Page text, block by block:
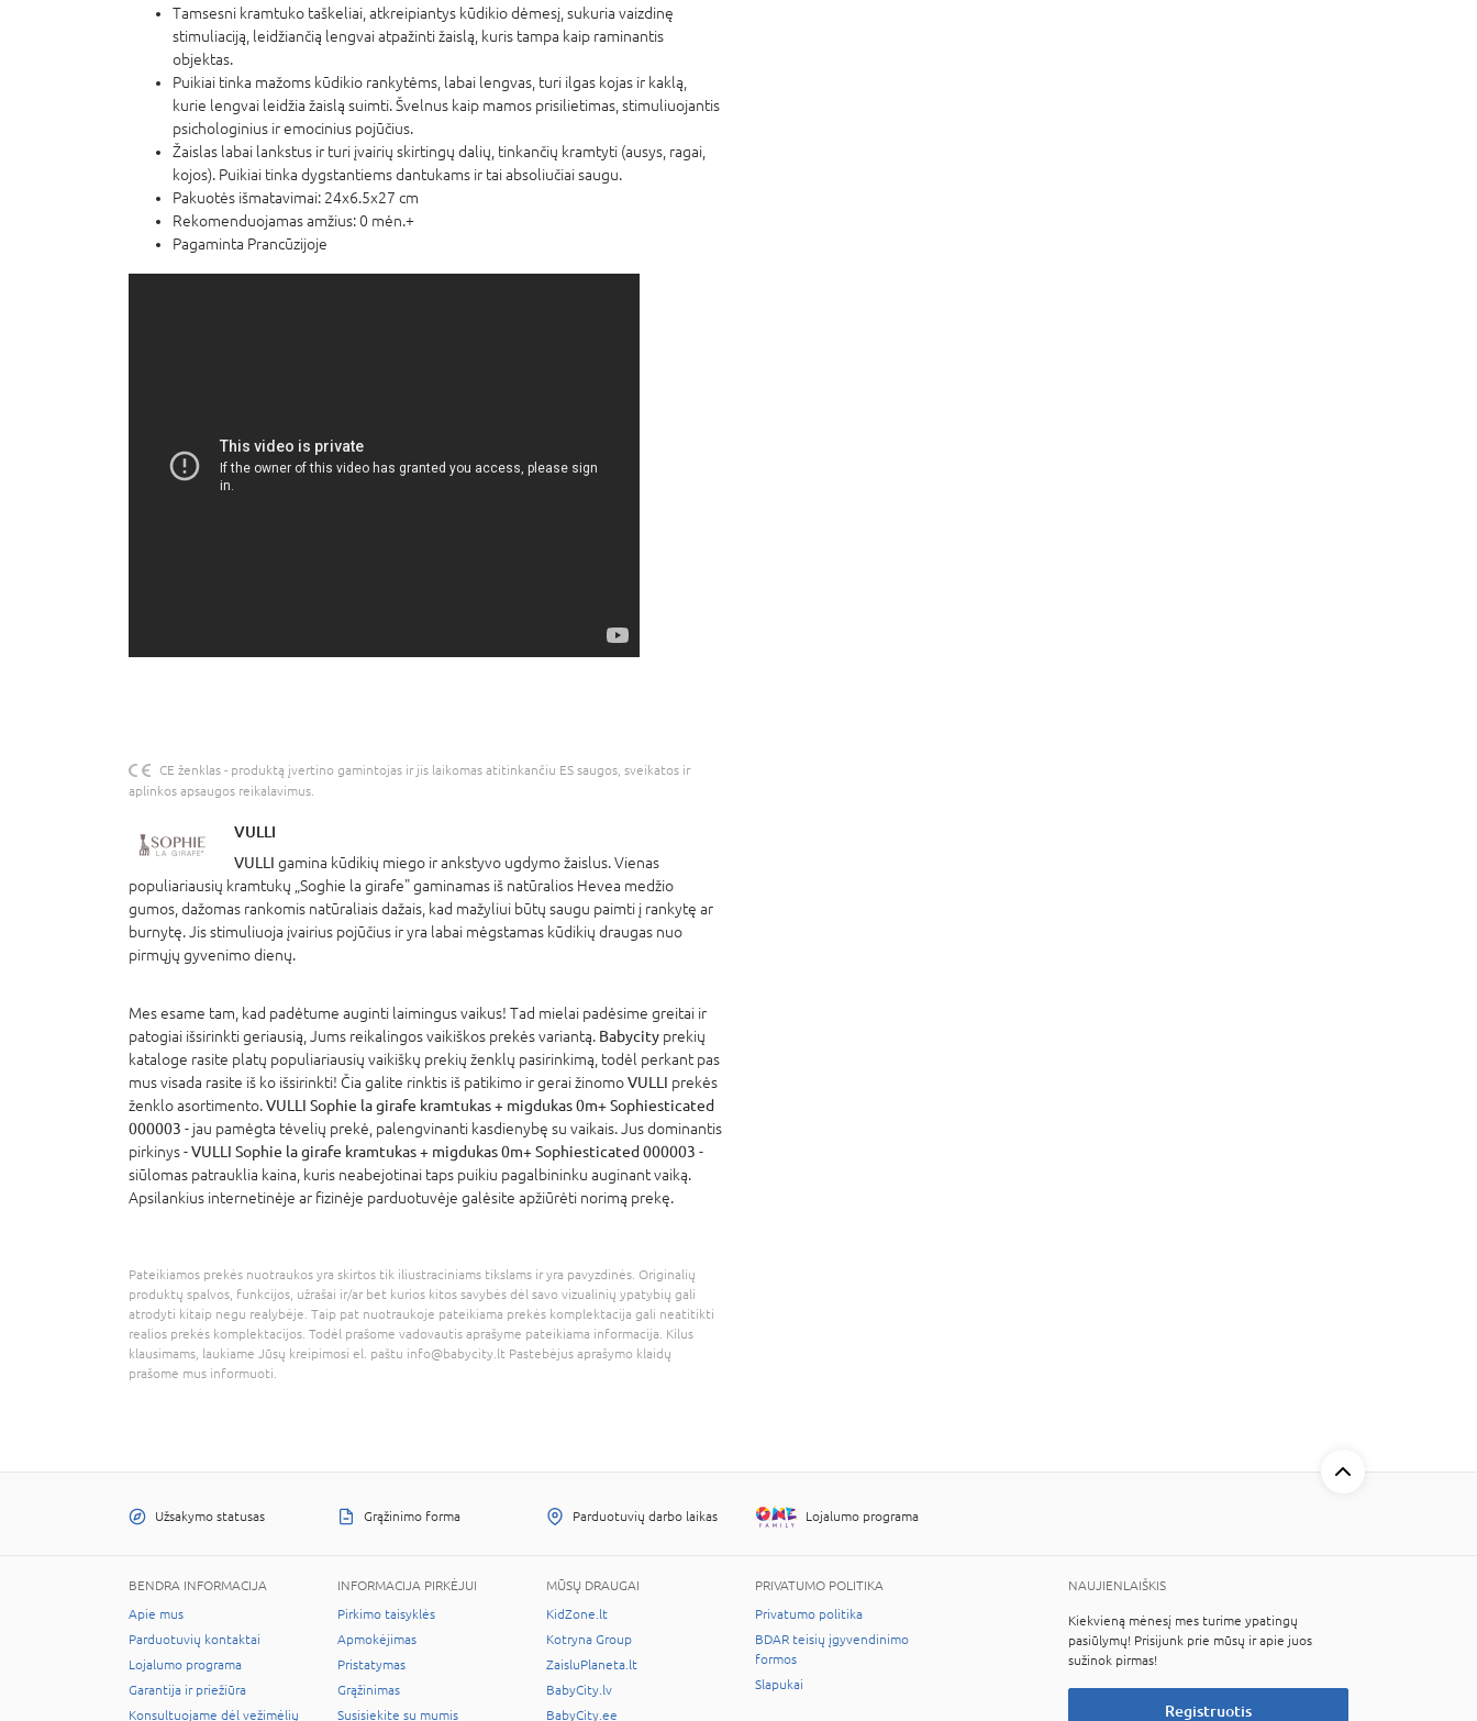
Tamsesni kramtuko taškeliai, atkreipiantys kūdikio dėmesį, sukuria vaizdinę
stimuliaciją, leidžiančią lengvai atpažinti žaislą, kuris tampa kaip raminantis
objektas.
Puikiai tinka mažoms kūdikio rankytėms, labai lengvas, turi ilgas kojas ir kaklą,
kurie lengvai leidžia žaislą suimti. Švelnus kaip mamos prisilietimas, stimuliuojantis
psichologinius ir emocinius pojūčius.
Žaislas labai lankstus ir turi įvairių skirtingų dalių, tinkančių kramtyti (ausys, ragai,
kojos). Puikiai tinka dygstantiems dantukams ir tai absoliučiai saugu.
Pakuotės išmatavimai: 24x6.5x27 cm
Rekomenduojamas amžius: 0 mėn.+
Pagaminta Prancūzijoje
CE ženklas - produktą įvertino gamintojas ir jis laikomas atitinkančiu ES saugos, sveikatos ir
aplinkos apsaugos reikalavimus.
VULLI
VULLI gamina kūdikių miego ir ankstyvo ugdymo žaislus. Vienas
populiariausių kramtukų „Soghie la girafe" gaminamas iš natūralios Hevea medžio
gumos, dažomas rankomis natūraliais dažais, kad mažyliui būtų saugu paimti į rankytę ar
burnytę. Jis stimuliuoja įvairius pojūčius ir yra labai mėgstamas kūdikių draugas nuo
pirmųjų gyvenimo dienų.
Mes esame tam, kad padėtume auginti laimingus vaikus! Tad mielai padėsime greitai ir
patogiai išsirinkti geriausią, Jums reikalingos vaikiškos prekės variantą. Babycity prekių
kataloge rasite platų populiariausių vaikiškų prekių ženklų pasirinkimą, todėl perkant pas
mus visada rasite iš ko išsirinkti! Čia galite rinktis iš patikimo ir gerai žinomoVULLI prekės
ženklo asortimento.VULLI Sophie la girafe kramtukas + migdukas 0m+ Sophiesticated
000003 - jau pamėgta tėvelių prekė, palengvinanti kasdienybę su vaikais. Jus dominantis
pirkinys -VULLI Sophie la girafe kramtukas + migdukas 0m+ Sophiesticated 000003 -
siūlomas patrauklia kaina, kuris neabejotinai taps puikiu pagalbininku auginant vaiką.
Apsilankius internetinėje ar fizinėje parduotuvėje galėsite apžiūrėti norimą prekę.
Pateikiamos prekės nuotraukos yra skirtos tik iliustraciniams tikslams ir yra pavyzdinės. Originalių
produktų spalvos, funkcijos, užrašai ir/ar bet kurios kitos savybės dėl savo vizualinių ypatybių gali
atrodyti kitaip negu realybėje. Taip pat nuotraukoje pateikiama prekės komplektacija gali neatitikti
realios prekės komplektacijos. Todėl prašome vadovautis aprašyme pateikiama informacija. Kilus
klausimams, laukiame Jūsų kreipimosi el. paštu info@babycity.lt Pastebėjus aprašymo klaidų
prašome mus informuoti.
Užsakymo statusas Grąžinimo forma Parduotuvių darbo laikas Lojalumo programa
BENDRA INFORMACIJA
Apie mus
Parduotuvių kontaktai
Lojalumo programa
Garantija ir priežiūra
Konsultuojame dėl vežimėlių
INFORMACIJA PIRKĖJUI
Pirkimo taisyklės
Apmokėjimas
Pristatymas
Grąžinimas
Susisiekite su mumis
MŪSŲ DRAUGAI
KidZone.lt
Kotryna Group
ZaisluPlaneta.lt
BabyCity.lv
BabyCity.ee
PRIVATUMO POLITIKA
Privatumo politika
BDAR teisių įgyvendinimo
formos
Slapukai
NAUJIENLAIŠKIS
Kiekvieną mėnesį mes turime ypatingų
pasiūlymų! Prisijunk prie mūsų ir apie juos
sužinok pirmas!
Registruotis